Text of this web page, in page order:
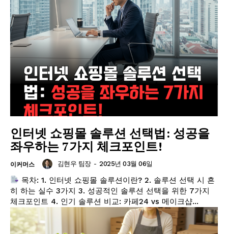
인터넷 쇼핑몰 솔루션 선택법: 성공을
좌우하는 7가지 체크포인트!
이커머스 김현우 팀장 - 2025년 03월 06일
목차: 1. 인터넷 쇼핑몰 솔루션이란? 2. 솔루션 선택 시 흔
히 하는 실수 3가지 3. 성공적인 솔루션 선택을 위한 7가지
체크포인트 4. 인기 솔루션 비교: 카페24 vs 메이크샵...